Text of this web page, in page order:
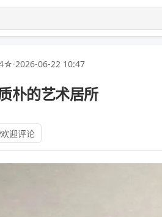
·2026-06-22 10:47
朴的艺术居所
欢迎评论